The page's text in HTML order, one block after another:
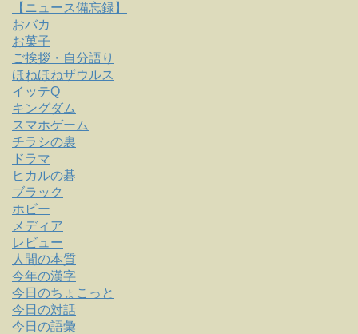
【ニュース備忘録】
おバカ
お菓子
ご挨拶・自分語り
ほねほねザウルス
イッテQ
キングダム
スマホゲーム
チラシの裏
ドラマ
ヒカルの碁
ブラック
ホビー
メディア
レビュー
人間の本質
今年の漢字
今日のちょこっと
今日の対話
今日の語彙